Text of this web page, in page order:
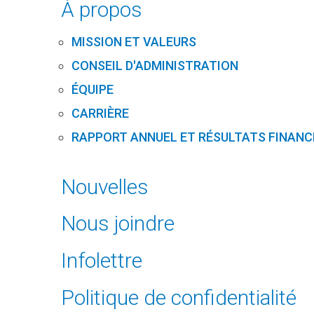
À propos
MISSION ET VALEURS
CONSEIL D'ADMINISTRATION
ÉQUIPE
CARRIÈRE
RAPPORT ANNUEL ET RÉSULTATS
Nouvelles
Nous joindre
Infolettre
Politique de confidentialité